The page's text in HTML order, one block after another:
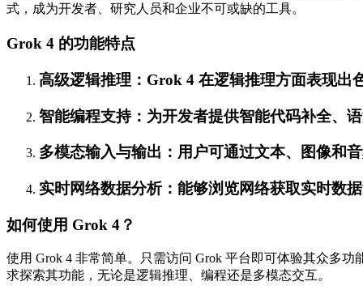
式，成为开发者、研究人员和企业不可或缺的工具。
Grok 4 的功能特点
高级逻辑推理：Grok 4 在逻辑推理方面表现出
智能编程支持：为开发者提供智能代码补全、
多模态输入与输出：用户可通过文本、图像和
实时网络数据分析：能够浏览网络获取实时数
如何使用 Grok 4？
使用 Grok 4 非常简单。只需访问 Grok 平台即可体验其众多
求探索其功能，无论是逻辑推理、编程还是多模态交互。